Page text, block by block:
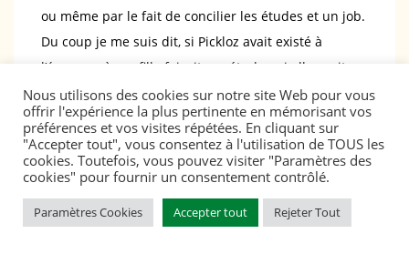
ou même par le fait de concilier les études et un job.
Du coup je me suis dit, si Pickloz avait existé à
l’époque où ma fille faisait ses études, si elle avait eu
ce choix entre travailler avec une marque de mode
qui lui propose de travailler en freelance, tout en
travaillant à son rythme et en faisant une action
positive pour la planète pour gagner son argent, ou
possibilité de proposer une activité qui correspond
Nous utilisons des cookies sur notre site Web pour vous
offrir l'expérience la plus pertinente en mémorisant vos
préférences et vos visites répétées. En cliquant sur
"Accepter tout", vous consentez à l'utilisation de TOUS les
cookies. Toutefois, vous pouvez visiter "Paramètres des
cookies" pour fournir un consentement contrôlé.
Paramètres Cookies Accepter tout Rejeter Tout